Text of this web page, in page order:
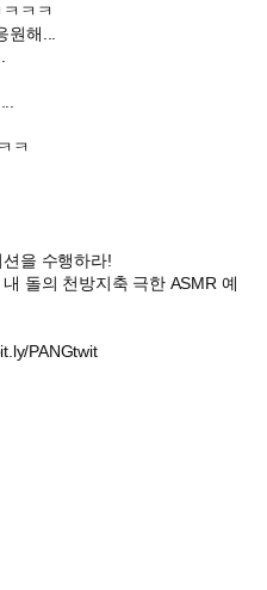
ㅋㅋ
해...
ㅋ
을 수행하라!
돌의 천방지축 극한 ASMR 예
PANGtwit